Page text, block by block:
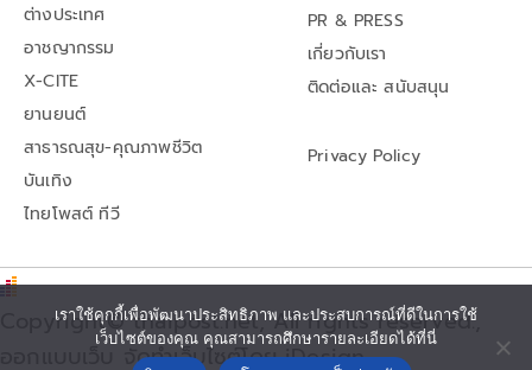
ต่างประเทศ
อาชญากรรม
X-CITE
ยานยนต์
สาธารณสุข-คุณภาพชีวิต
บันเทิง
ไทยโพสต์ ทีวี
PR & PRESS
เกี่ยวกับเรา
ติดต่อและ สนับสนุน
Privacy Policy
Copyright© thaipost.net, All rights reserved.,
ออกแบบเว็บ จัดทำเว็บไซต์โดย iDesign
เราใช้คุกกี้เพื่อพัฒนาประสิทธิภาพ และประสบการณ์ที่ดีในการใช้
เว็บไซต์ของคุณ คุณสามารถศึกษารายละเอียดได้ที่นี่